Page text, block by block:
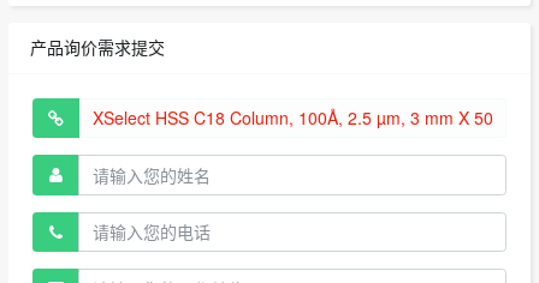
产品询价需求提交